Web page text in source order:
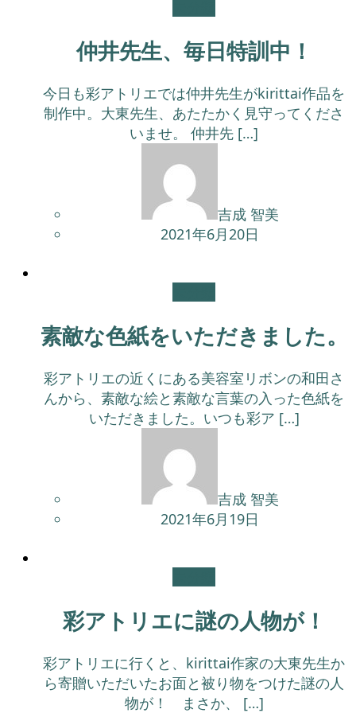
仲井先生、毎日特訓中！
今日も彩アトリエでは仲井先生がkirittai作品を
制作中。大東先生、あたたかく見守ってくださ
いませ。 仲井先 […]
吉成 智美
2021年6月20日
素敵な色紙をいただきました。
彩アトリエの近くにある美容室リボンの和田さ
んから、素敵な絵と素敵な言葉の入った色紙を
いただきました。いつも彩ア […]
吉成 智美
2021年6月19日
彩アトリエに謎の人物が！
彩アトリエに行くと、kirittai作家の大東先生か
ら寄贈いただいたお面と被り物をつけた謎の人
物が！ まさか、 […]